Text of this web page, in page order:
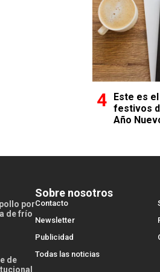
Este es
festivos
Año
por
de frío
de
Sobre nosotros
Contacto
Newsletter
Publicidad
Todas las noticias